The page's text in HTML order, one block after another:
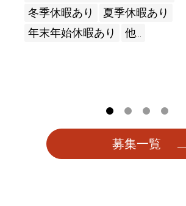
冬季休暇あり
夏季休暇あり
年末年始休暇あり
他...
募集一覧